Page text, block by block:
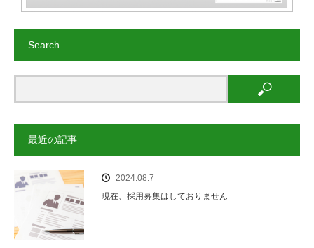
Search
最近の記事
2024.08.7
現在、採用募集はしておりません